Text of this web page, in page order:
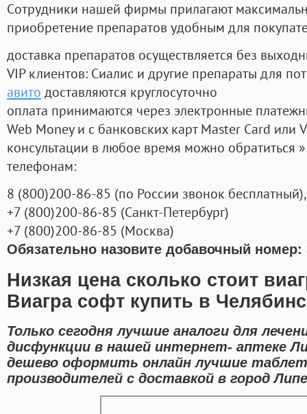
Cотрудники нашей фирмы прилагают
приобретение препаратов удобным для
доставка препаратов осуществляется без
VIP клиентов: Сиалис и другие препараты для
авито доставляются круглосуточно
оплата принимаются через электронные
Web Money и с банковских карт Master Card или
консультации в любое время можно обратиться
телефонам:
8 (800)200-86-85 (по России звонок бесплатный),
+7 (800)200-86-85 (Санкт-Петербург)
+7 (800)200-86-85 (Москва)
Обязательно назовите добавочный номер:
Низкая цена сколько стоит
Виагра софт купить в
Только сегодня лучшие аналоги для
дисфункции в нашей интернет- аптеке
дешево оформить онлайн лучшие
производителей с доставкой в город